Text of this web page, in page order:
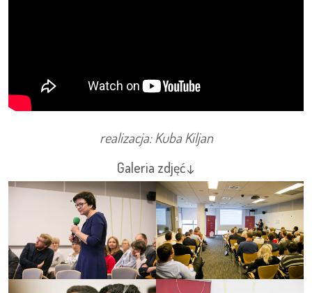
realizacja: Kuba Kiljan
Galeria zdjęć↓